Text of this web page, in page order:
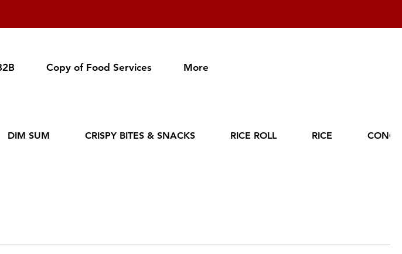
Copy of Food Services More
DIM SUM CRISPY BITES & SNACKS RICE ROLL RICE